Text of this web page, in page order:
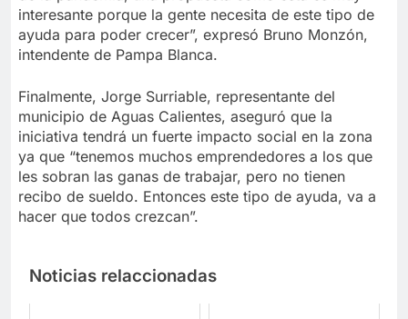
interesante porque la gente necesita de este tipo de
ayuda para poder crecer”, expresó Bruno Monzón,
intendente de Pampa Blanca.
Finalmente, Jorge Surriable, representante del
municipio de Aguas Calientes, aseguró que la
iniciativa tendrá un fuerte impacto social en la zona
ya que “tenemos muchos emprendedores a los que
les sobran las ganas de trabajar, pero no tienen
recibo de sueldo. Entonces este tipo de ayuda, va a
hacer que todos crezcan”.
Noticias relaccionadas